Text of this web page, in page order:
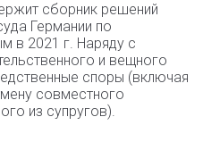
сборник решений
Германии по
в 2021 г. Наряду с
и вещного
споры (включая
совместного
из супругов).